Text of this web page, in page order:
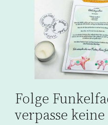
Folge
verpasse